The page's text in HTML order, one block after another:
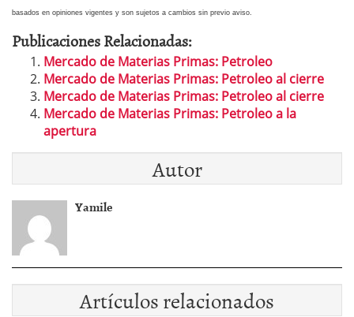
basados en opiniones vigentes y son sujetos a cambios sin previo aviso.
Publicaciones Relacionadas:
Mercado de Materias Primas: Petroleo
Mercado de Materias Primas: Petroleo al cierre
Mercado de Materias Primas: Petroleo al cierre
Mercado de Materias Primas: Petroleo a la
apertura
Autor
Yamile
Artículos relacionados